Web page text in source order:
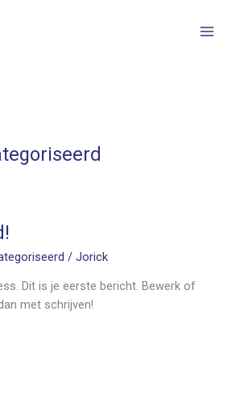
/Jorick
Dit is je eerste bericht. Bewerk of
met schrijven!